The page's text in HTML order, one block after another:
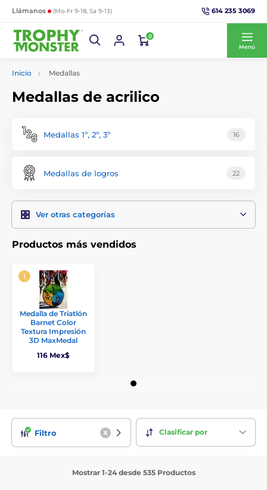
Llámanos (Mo-Fr 9-18, Sa 9-13) 614 235 3069
0
Menú
Inicio Medallas
Medallas de acrilico
Medallas 1º, 2º, 3º 16
Medallas de logros 22
Ver otras categorías
Productos más vendidos
Medalla de Triatlón
Barnet Color
Textura Impresión
3D MaxMedal
116 Mex$
Filtro Clasificar por
Mostrar 1-24 desde 535 Productos